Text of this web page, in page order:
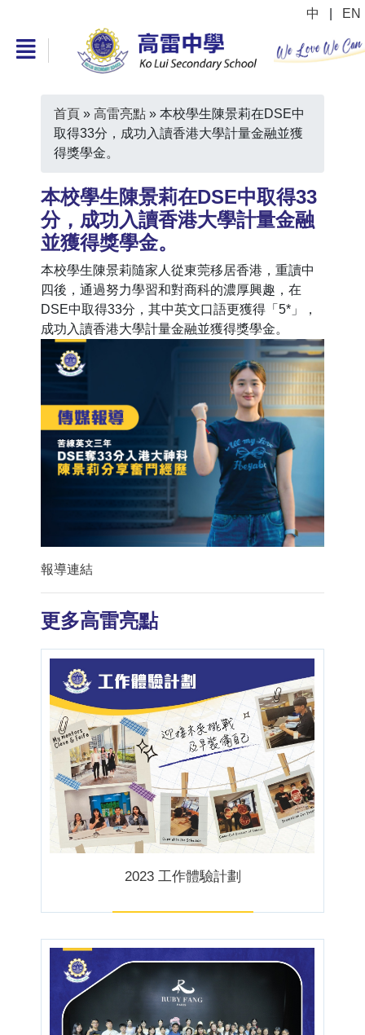
中 EN
首頁 » 高雷亮點 » 本校學生陳景莉在DSE中
取得33分，成功入讀香港大學計量金融並獲
得獎學金。
本校學生陳景莉在DSE中取得33
分，成功入讀香港大學計量金融
並獲得獎學金。
本校學生陳景莉隨家人從東莞移居香港，重讀中
四後，通過努力學習和對商科的濃厚興趣，在
DSE中取得33分，其中英文口語更獲得「5*」，
成功入讀香港大學計量金融並獲得獎學金。
報導連結
更多高雷亮點
2023 工作體驗計劃